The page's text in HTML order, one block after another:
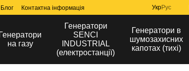
Блог Контактна інформація УкрРус
Генератори
на газу
Генератори
SENCI
INDUSTRIAL
(електростанції)
Генератори в
шумозахисних
капотах (тихі)